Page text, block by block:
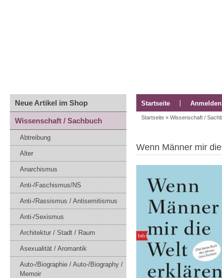
Neue Artikel im Shop
Wissenschaft / Sachbuch
Abtreibung
Alter
Anarchismus
Anti-/Faschismus/NS
Anti-/Rassismus / Antisemitismus
Anti-/Sexismus
Architektur / Stadt / Raum
Asexualität / Aromantik
Auto-/Biographie / Auto-/Biography /
Memoir
Startseite Anmelden
Startseite » Wissenschaft /
Wenn Männer mir